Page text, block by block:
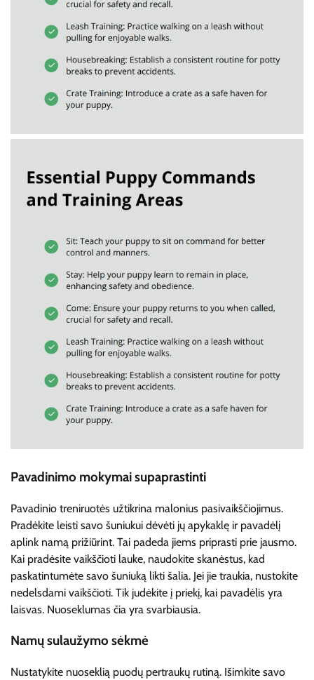
Pavadinimo mokymai supaprastinti
Pavadinio treniruotės užtikrina malonius pasivaikščiojimus.
Pradėkite leisti savo šuniukui dėvėti jų apykaklę ir pavadėlį
aplink namą prižiūrint. Tai padeda jiems priprasti prie jausmo.
Kai pradėsite vaikščioti lauke, naudokite skanėstus, kad
paskatintumėte savo šuniuką likti šalia. Jei jie traukia, nustokite
nedelsdami vaikščioti. Tik judėkite į priekį, kai pavadėlis yra
laisvas. Nuoseklumas čia yra svarbiausia.
Namų sulaužymo sėkmė
Nustatykite nuoseklią puodų pertraukų rutiną. Išimkite savo